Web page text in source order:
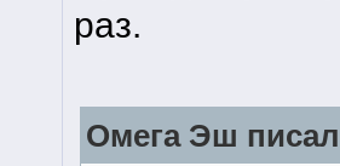
раз.
Омега Эш